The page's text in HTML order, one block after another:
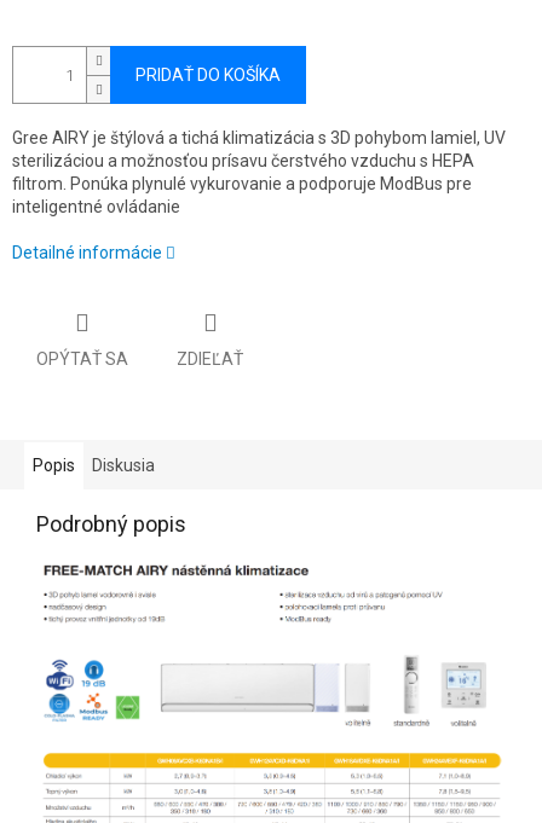
PRIDAŤ DO KOŠÍKA
Gree AIRY je štýlová a tichá klimatizácia s 3D pohybom lamiel, UV
sterilizáciou a možnosťou prísavu čerstvého vzduchu s HEPA
filtrom. Ponúka plynulé vykurovanie a podporuje ModBus pre
inteligentné ovládanie
Detailné informácie
OPÝTAŤ SA ZDIEĽAŤ
Popis Diskusia
Podrobný popis